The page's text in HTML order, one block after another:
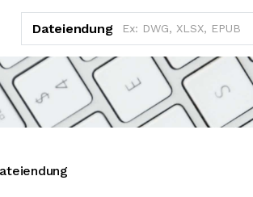
Dateiendung